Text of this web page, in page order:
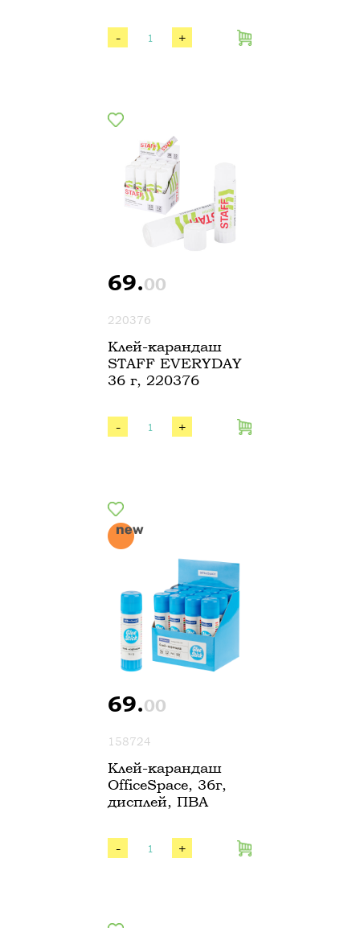
- +
69.00
220376
Клей-карандаш
STAFF EVERYDAY
36 г, 220376
- +
69.00
158724
Клей-карандаш
OfficeSpace, 36г,
дисплей, ПВА
- +